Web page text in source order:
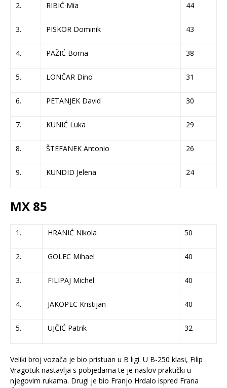
2. RIBIĆ Mia 44
3. PISKOR Dominik 43
4. PAŽIĆ Borna 38
5. LONČAR Dino 31
6. PETANJEK David 30
7. KUNIĆ Luka 29
8. ŠTEFANEK Antonio 26
9. KUNDID Jelena 24
MX 85
1. HRANIĆ Nikola 50
2. GOLEC Mihael 40
3. FILIPAJ Michel 40
4. JAKOPEC Kristijan 40
5. UJČIĆ Patrik 32
Veliki broj vozača je bio pristuan u B ligi. U B-250 klasi, Filip
Vragotuk nastavlja s pobjedama te je naslov praktički u
njegovim rukama. Drugi je bio Franjo Hrdalo ispred Frana